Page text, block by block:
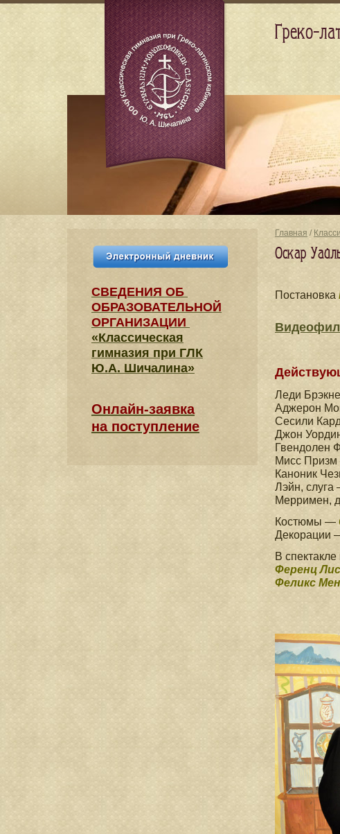
Главная /
Оскар
Постановка
Леди
Аджерон
Сесили
Джон
Гвендолен
Мисс
Каноник
Лэйн,
Мерримен,
Костюмы —
Декорации
В
Ференц
Феликс
СВЕДЕНИЯ​ ОБ
ОБРАЗОВАТЕЛЬНОЙ
ОРГАНИЗАЦИИ
«Классическая
гимназия при ГЛК
Ю.А. Шичалина»
Онлайн-заявка
на поступление
Греко-